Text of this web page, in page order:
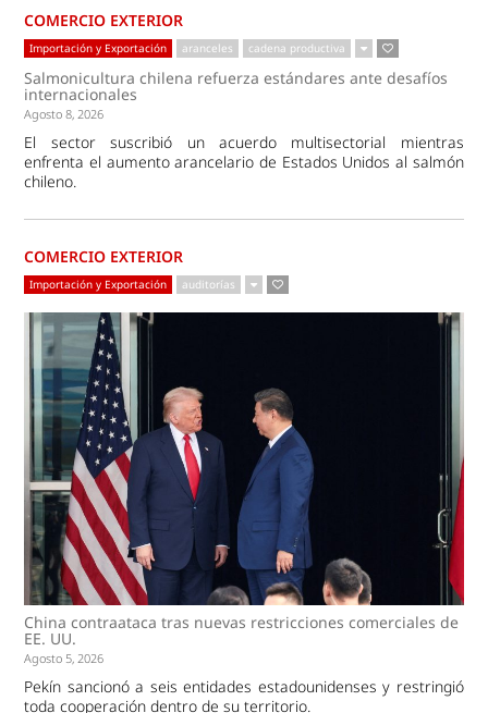
COMERCIO EXTERIOR
Importación y Exportación aranceles cadena productiva
Salmonicultura chilena refuerza estándares ante desafíos
internacionales
Agosto 8, 2026
El sector suscribió un acuerdo multisectorial mientras
enfrenta el aumento arancelario de Estados Unidos al salmón
chileno.
COMERCIO EXTERIOR
Importación y Exportación auditorías
China contraataca tras nuevas restricciones comerciales de
EE. UU.
Agosto 5, 2026
Pekín sancionó a seis entidades estadounidenses y restringió
toda cooperación dentro de su territorio.